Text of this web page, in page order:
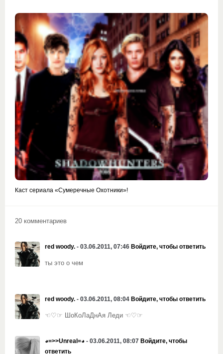
Каст сериала «Сумеречные Охотники»!
20 комментариев
red woody. - 03.06.2011, 07:46 Войдите, чтобы ответить
ты это о чем
red woody. - 03.06.2011, 08:04 Войдите, чтобы ответить
☜♡☞ ШоКоЛаДнАя Леди ☜♡☞
◕=>>Unreal=◕ - 03.06.2011, 08:07 Войдите, чтобы
ответить